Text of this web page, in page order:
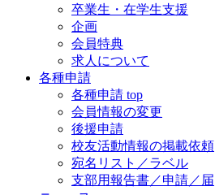
卒業生・在学生支援
企画
会員特典
求人について
各種申請
各種申請 top
会員情報の変更
後援申請
校友活動情報の掲載依頼
宛名リスト／ラベル
支部用報告書／申請／届